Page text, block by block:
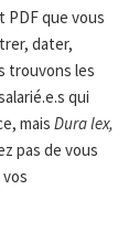
PDF que vous
dater,
trouvons les
qui
mais Dura lex,
pas de vous